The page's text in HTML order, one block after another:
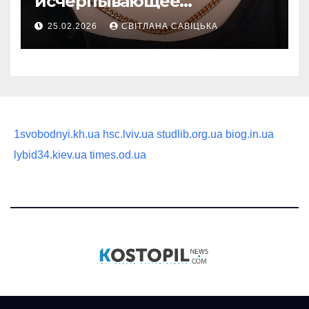
руководство по выбору
статусного украшения
25.02.2026 СВІТЛАНА САВІЦЬКА
1svobodnyi.kh.ua hsc.lviv.ua studlib.org.ua biog.in.ua
lybid34.kiev.ua times.od.ua